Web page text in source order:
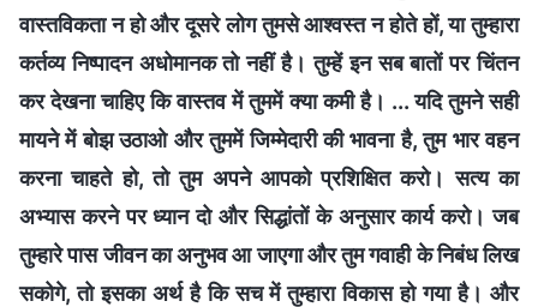
वास्तविकता न हो और दूसरे लोग तुमसे आश्वस्त न होते हों, या तुम्हारा
कर्तव्य निष्पादन अधोमानक तो नहीं है। तुम्हें इन सब बातों पर चिंतन
कर देखना चाहिए कि वास्तव में तुममें क्या कमी है। ... यदि तुमने सही
मायने में बोझ उठाओ और तुममें जिम्मेदारी की भावना है, तुम भार वहन
करना चाहते हो, तो तुम अपने आपको प्रशिक्षित करो। सत्य का
अभ्यास करने पर ध्यान दो और सिद्धांतों के अनुसार कार्य करो। जब
तुम्हारे पास जीवन का अनुभव आ जाएगा और तुम गवाही के निबंध लिख
सकोगे, तो इसका अर्थ है कि सच में तुम्हारा विकास हो गया है। और